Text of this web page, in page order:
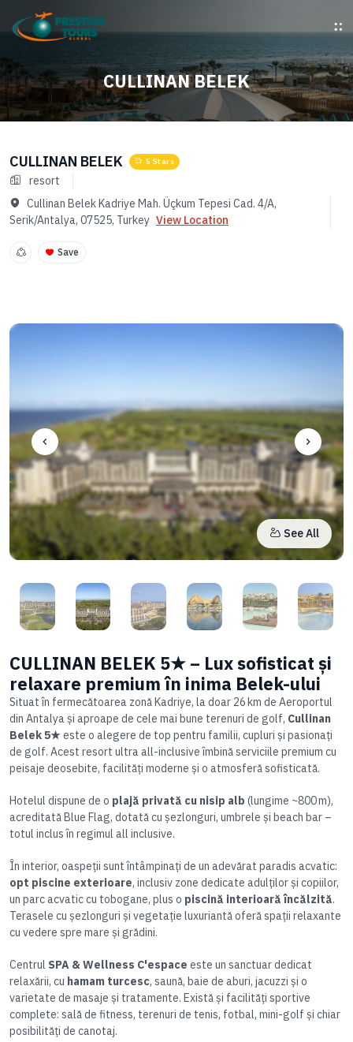
CULLINAN BELEK
CULLINAN BELEK 5 Stars
resort
Cullinan Belek Kadriye Mah. Üçkum Tepesi Cad. 4/A,
Serik/Antalya, 07525, Turkey View Location
Save
20
See All
3
of
20
CULLINAN BELEK 5★ – Lux sofisticat și
relaxare premium în inima Belek-ului
Situat în fermecătoarea zonă Kadriye, la doar 26 km de Aeroportul
din Antalya și aproape de cele mai bune terenuri de golf, Cullinan
Belek 5★este o alegere de top pentru familii, cupluri și pasionați
de golf. Acest resort ultra all-inclusive îmbină serviciile premium cu
peisaje deosebite, facilități moderne și o atmosferă sofisticată.
Hotelul dispune de o plajă privată cu nisip alb (lungime ~800 m),
acreditată Blue Flag, dotată cu șezlonguri, umbrele și beach bar –
totul inclus în regimul all inclusive.
În interior, oaspeții sunt întâmpinați de un adevărat paradis acvatic:
opt piscine exterioare, inclusiv zone dedicate adulților și copiilor,
un parc acvatic cu tobogane, plus o piscină interioară încălzită.
Terasele cu șezlonguri și vegetație luxuriantă oferă spații relaxante
cu vedere spre mare și grădini.
Centrul SPA & Wellness C'espace este un sanctuar dedicat
relaxării, cu hamam turcesc, saună, baie de aburi, jacuzzi și o
varietate de masaje și tratamente. Există și facilități sportive
complete: sală de fitness, terenuri de tenis, fotbal, mini-golf și chiar
posibilități de canotaj.